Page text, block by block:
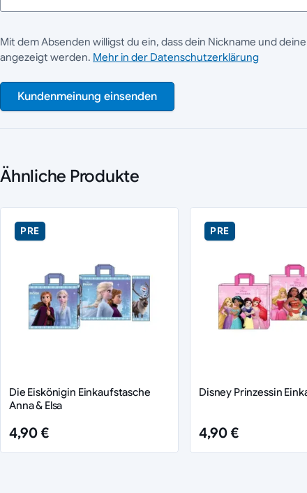
Mit dem Absenden willigst du ein, dass dein Nickname und
angezeigt werden. Mehr in der Datenschutzerklärung
Kundenmeinung einsenden
Ähnliche Produkte
PRE
Die Eiskönigin Einkaufstasche
Anna & Elsa
4,90 €
PRE
Disney Prinzessin
4,90 €